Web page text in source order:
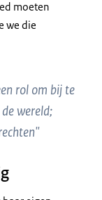
moeten
we die
rol om bij te
wereld;